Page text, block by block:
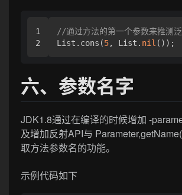
1
//通过方法的第一个参数来推测
List.cons(5, List. nil ());
六、参数名字
JDK1.8通过在编译的时候增加 -
及增加反射API与
取方法参数名的功能。
示例代码如下